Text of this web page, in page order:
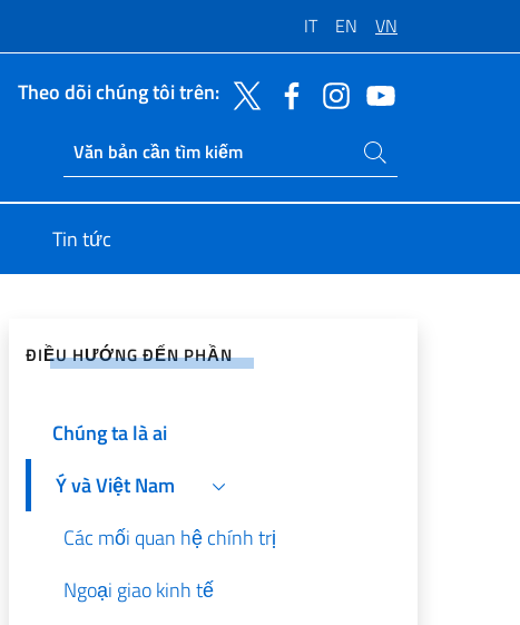
IT EN VN
Theo dõi chúng tôi trên:
Ricerca sito live
Tìm kiếm trang web
Tin tức
ĐIỀU HƯỚNG ĐẾN PHẦN
Chúng ta là ai
Ý và Việt Nam
Các mối quan hệ chính trị
Ngoại giao kinh tế